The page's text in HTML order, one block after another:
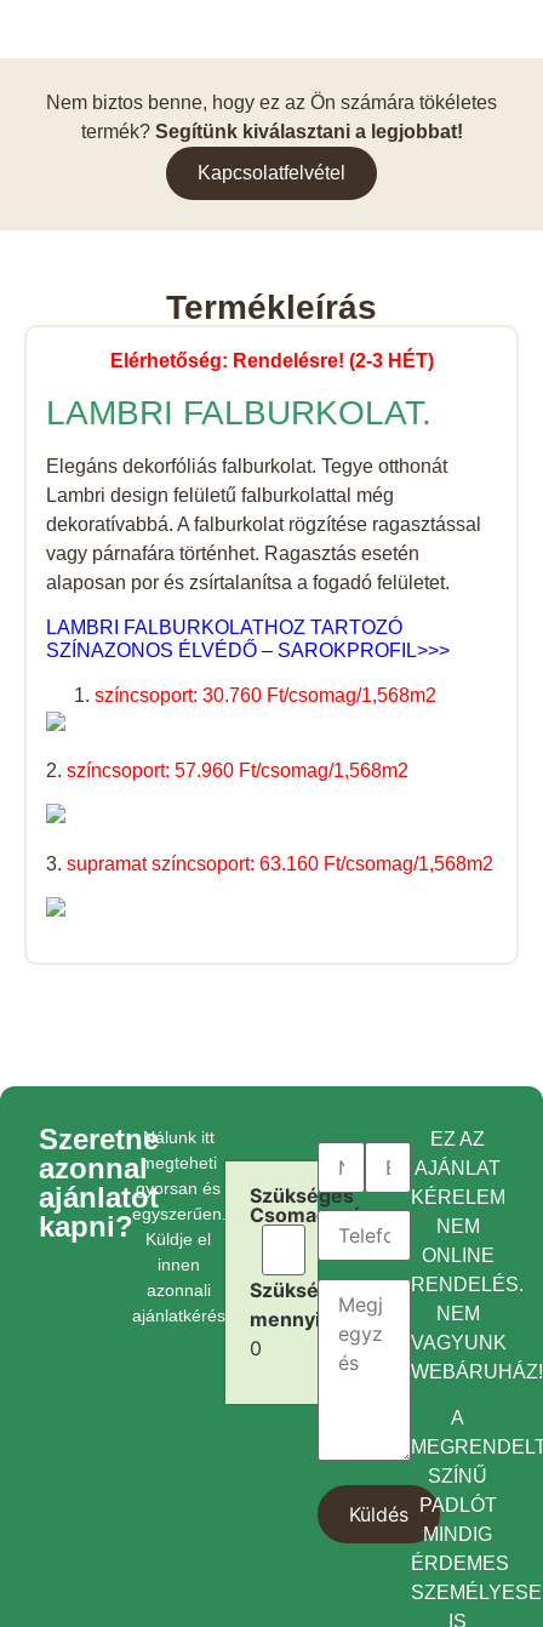
Nem biztos benne, hogy ez az Ön számára tökéletes
termék? Segítünk kiválasztani a legjobbat!
Kapcsolatfelvétel
Termékleírás
Elérhetőség: Rendelésre! (2-3 HÉT)
LAMBRI FALBURKOLAT.
Elegáns dekorfóliás falburkolat. Tegye otthonát
Lambri design felületű falburkolattal még
dekoratívabbá. A falburkolat rögzítése ragasztással
vagy párnafára történhet. Ragasztás esetén
alaposan por és zsírtalanítsa a fogadó felületet.
LAMBRI FALBURKOLATHOZ TARTOZÓ
SZÍNAZONOS ÉLVÉDŐ – SAROKPROFIL>>>
színcsoport: 30.760 Ft/csomag/1,568m2
2. színcsoport: 57.960 Ft/csomag/1,568m2
3. supramat színcsoport: 63.160 Ft/csomag/1,568m2
Szeretne
azonnal
ajánlatot
kapni?
Nálunk itt
megteheti
gyorsan és
egyszerűen.
Küldje el
innen
azonnali
ajánlatkérését.
Szükséges
Csomagszám:
Szükséges
mennyiség:
0
EZ AZ
AJÁNLAT
KÉRELEM
NEM
ONLINE
RENDELÉS.
NEM
VAGYUNK
WEBÁRUHÁZ!
A
SZÍNŰ
PADLÓT
MINDIG
ÉRDEMES
IS